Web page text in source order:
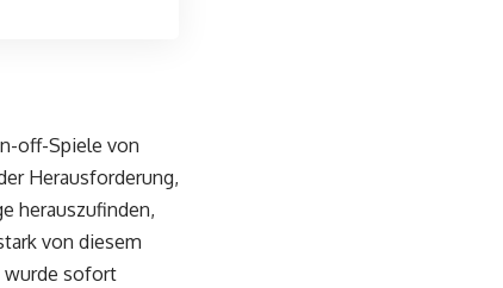
off-Spiele von
Herausforderung,
herauszufinden,
von diesem
wurde sofort